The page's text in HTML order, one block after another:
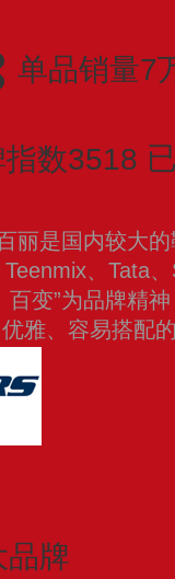
单品销量7
指数3518
丽是国内较大
、Tata
百变”为品牌精
雅、容易搭配
品牌